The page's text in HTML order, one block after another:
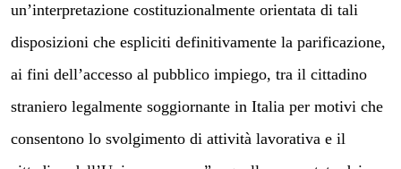
un’interpretazione costituzionalmente orientata di tali
disposizioni che espliciti definitivamente la parificazione,
ai fini dell’accesso al pubblico impiego, tra il cittadino
straniero legalmente soggiornante in Italia per motivi che
consentono lo svolgimento di attività lavorativa e il